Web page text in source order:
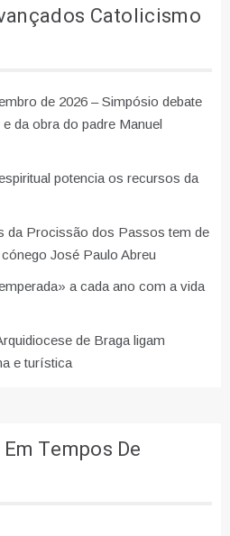
Catolicismo
de 2026 – Simpósio debate
da obra do padre Manuel
potencia os recursos da
da Procissão dos Passos tem de
cónego José Paulo Abreu
a cada ano com a vida
de Braga ligam
e turística
Tempos De